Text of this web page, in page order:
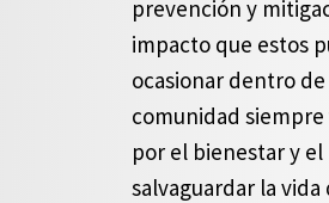
prevención y
impacto que estos
ocasionar dentro de
comunidad
por el bienestar y el
salvaguardar la vida